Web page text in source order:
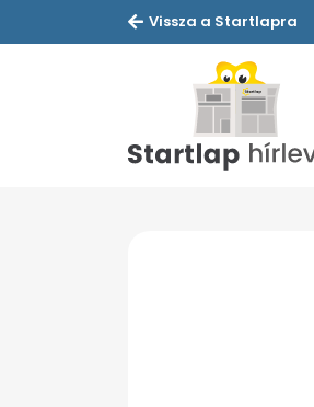
Vissza a Startlapra